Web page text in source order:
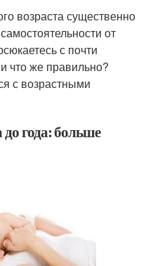
возраста существенно
от
с почти
что же правильно?
с возрастными
года: больше